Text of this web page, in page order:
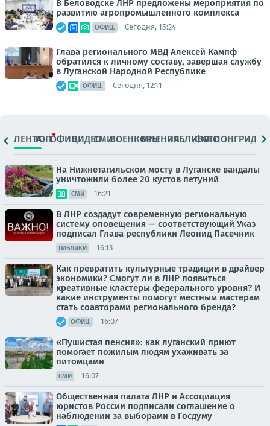
В Беловодске ЛНР предложены мероприятия по
развитию агропромышленного комплекса
ОФИЦ. Сегодня, 15:24
Глава регионального МВД Алексей Кампф
обратился к личному составу, завершая службу
в Луганской Народной Республике
ОФИЦ. Сегодня, 12:11
ЛЕНТАТОПОФИЦ.ВИДЕОСМИВОЕНКОРЫМНЕНИЯПАБЛИКИ
ФОТОЛОНГРИДЫ
На Нижнетагильском мосту в Луганске вандалы
уничтожили более 20 кустов петуний
СМИ 16:21
В ЛНР создадут современную региональную
систему оповещения — соответствующий Указ
подписал Глава республики Леонид Пасечник
ПАБЛИКИ 16:13
Как превратить культурные традиции в драйвер
экономики? Смогут ли в ЛНР появиться
креативные кластеры федерального уровня? И
какие инструменты помогут местным мастерам
стать соавторами регионального бренда?
ОФИЦ. 16:07
«Пушистая пенсия»: как луганский приют
помогает пожилым людям ухаживать за
питомцами
СМИ 16:07
Общественная палата ЛНР и Ассоциация
юристов России подписали соглашение о
наблюдении за выборами в Госдуму